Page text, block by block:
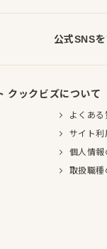
公式SNS
クックビズについて
よくある
サイト利
個人情報
取扱職種